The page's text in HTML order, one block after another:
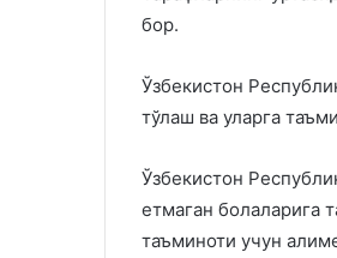
бор.
Ўзбекистон
тўлаш ва уларга
Ўзбекистон
етмаган болаларига
таъминоти учун